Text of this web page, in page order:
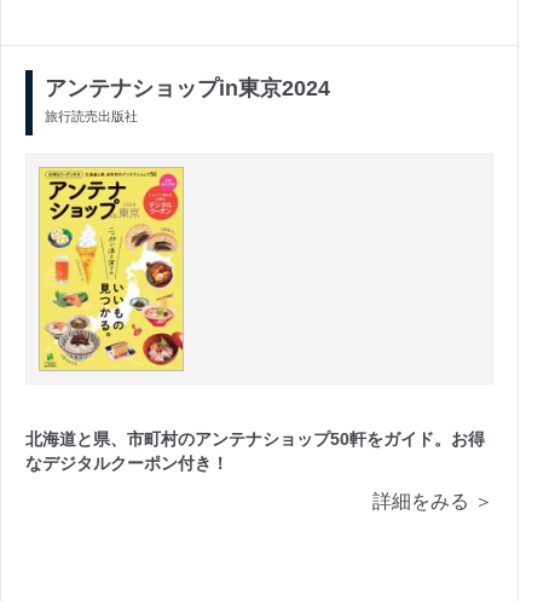
アンテナショップin東京2024
旅行読売出版社
北海道と県、市町村のアンテナショップ50軒をガイド。お得
なデジタルクーポン付き！
詳細をみる ＞